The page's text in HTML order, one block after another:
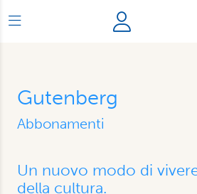
Gutenberg
Abbonamenti
Un nuovo modo di
della cultura.